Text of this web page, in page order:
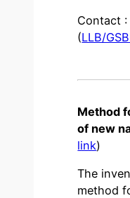
Contact :
(LLB/
Method
of new
link)
The
method